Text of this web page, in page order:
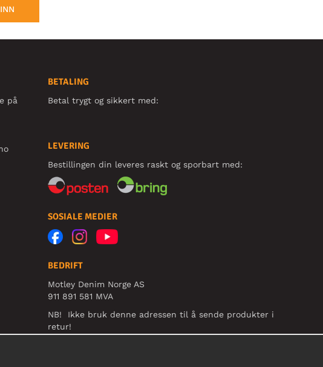
på
BETALING
Betal trygt og sikkert med:
LEVERING
Bestillingen din leveres raskt og sporbart med:
SOSIALE MEDIER
BEDRIFT
Motley Denim Norge AS
911 891 581 MVA
NB! Ikke bruk denne adressen til å sende produkter i
retur!